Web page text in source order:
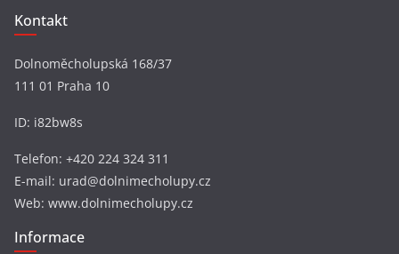
Kontakt
Dolnoměcholupská 168/37
111 01 Praha 10
ID: i82bw8s
Telefon: +420 224 324 311
E-mail: urad@dolnimecholupy.cz
Web: www.dolnimecholupy.cz
Informace